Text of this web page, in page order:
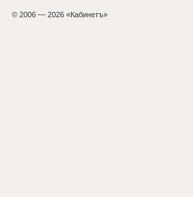
© 2006 — 2026 «Кабинетъ»